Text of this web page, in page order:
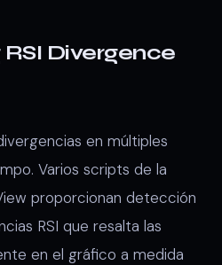
Divergence
en múltiples
Varios scripts de la
proporcionan detección
RSI que resalta las
en el gráfico a medida